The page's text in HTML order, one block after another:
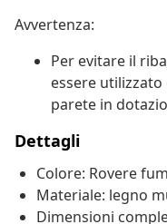
Avvertenza:
Per evitare il
essere
parete in
Dettagli
Colore: Rovere
Materiale: legno
Dimensioni